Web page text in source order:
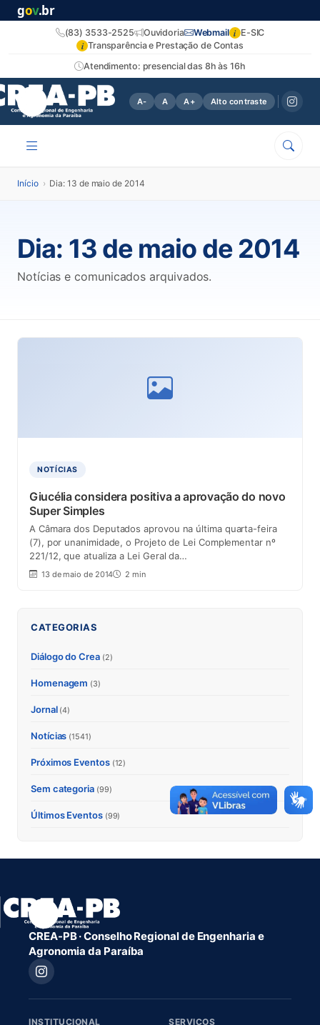
gov.br
Atendimento: presencial das 8h às 16h
(83) 3533-2525 Ouvidoria Webmail i E-SIC
i Transparência e Prestação de Contas
A- A A+ Alto contraste
Início › Dia: 13 de maio de 2014
Dia: 13 de maio de 2014
Notícias e comunicados arquivados.
NOTÍCIAS
Giucélia considera positiva a aprovação do novo
Super Simples
A Câmara dos Deputados aprovou na última quarta-feira
(7), por unanimidade, o Projeto de Lei Complementar nº
221/12, que atualiza a Lei Geral da…
13 de maio de 2014 2 min
CATEGORIAS
Diálogo do Crea (2)
Homenagem (3)
Jornal (4)
Notícias (1541)
Próximos Eventos (12)
Sem categoria (99)
Últimos Eventos (99)
CREA-PB · Conselho Regional de Engenharia e
Agronomia da Paraíba
INSTITUCIONAL SERVIÇOS